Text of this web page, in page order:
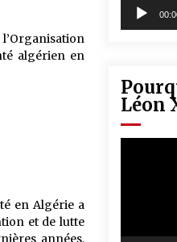
contes et à quoi servent-ils?
algérien en
en Algérie a
et de lutte
années,
Léon